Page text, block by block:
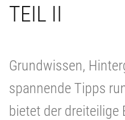
TEIL II
Grundwissen,
spannende Tipps
bietet der dreiteilige